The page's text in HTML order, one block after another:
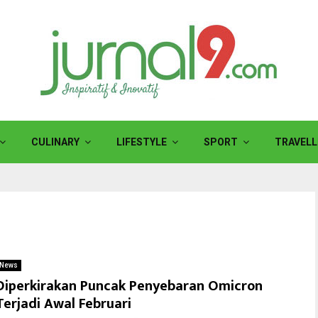
CULINARY LIFESTYLE SPORT
News
Puncak Penyebaran Omicron
Awal Februari